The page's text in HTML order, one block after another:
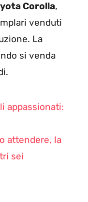
Corolla,
venduti
La
si venda
appassionati:
attendere, la
sei